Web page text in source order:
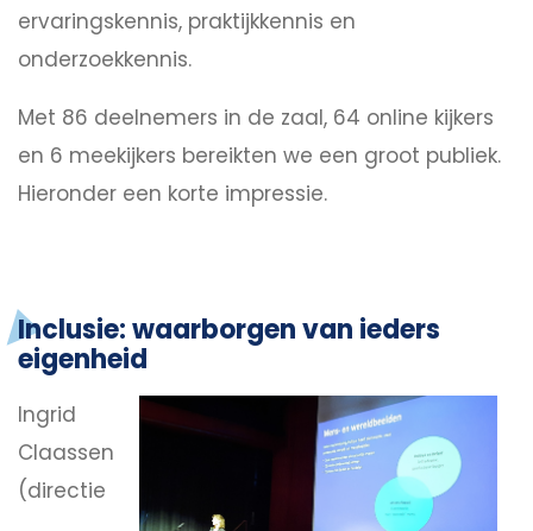
ervaringskennis, praktijkkennis en
onderzoekkennis.
Met 86 deelnemers in de zaal, 64 online kijkers
en 6 meekijkers bereikten we een groot publiek.
Hieronder een korte impressie.
Inclusie: waarborgen van ieders
eigenheid
Ingrid
Claassen
(directie